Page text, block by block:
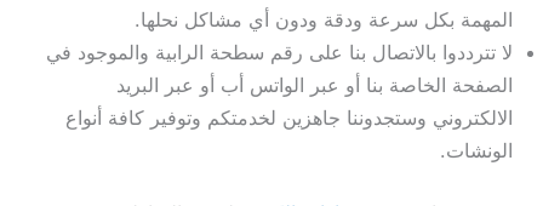
المهمة بكل سرعة ودقة ودون أي مشاكل نحلها.
لا تترددوا بالاتصال بنا على رقم سطحة الرابية والموجود في
الصفحة الخاصة بنا أو عبر الواتس أب أو عبر البريد
الالكتروني وستجدوننا جاهزين لخدمتكم وتوفير كافة أنواع
الونشات.